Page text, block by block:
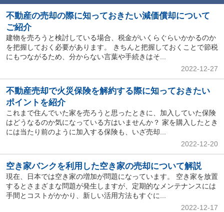
不動産の売却の際に知っておきたい減価償却について
ご紹介
建物を売ろうと検討している場合、税金がいくらぐらいかかるのか
を把握しておく必要があります。 きちんと把握しておくことで節税
にもつながるため、分からない言葉や手続きはそ...
2022-12-27
不動産売却で火災保険を解約する際に知っておきたい
ポイントを紹介
これまで住んでいた家を売ろうと思ったときに、加入していた保険
はどうなるのか気になっている方はいませんか？ 家を購入したとき
には当たり前のように加入する保険も、いざ売却...
2022-12-20
空き家バンクを利用した空き家の売却について解説
現在、日本では空き家の増加が問題になっています。 空き家を放置
するとさまざまな問題が発生しますが、定期的なメンテナンスには
手間とコストがかかり、新しい活用方法もすぐに...
2022-12-17